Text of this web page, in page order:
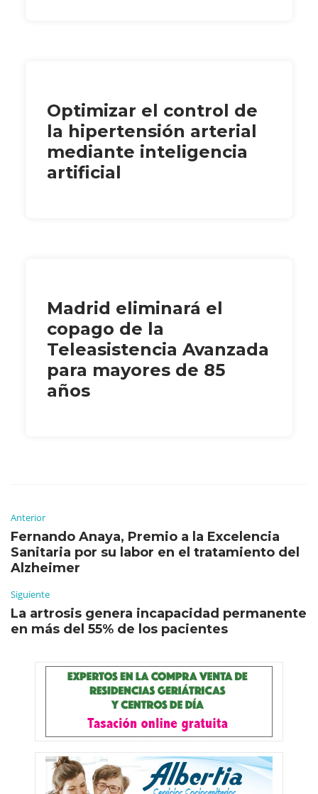
Optimizar el control de
la hipertensión arterial
mediante inteligencia
artificial
Madrid eliminará el
copago de la
Teleasistencia Avanzada
para mayores de 85
años
Anterior
Fernando Anaya, Premio a la Excelencia
Sanitaria por su labor en el tratamiento del
Alzheimer
Siguiente
La artrosis genera incapacidad permanente
en más del 55% de los pacientes